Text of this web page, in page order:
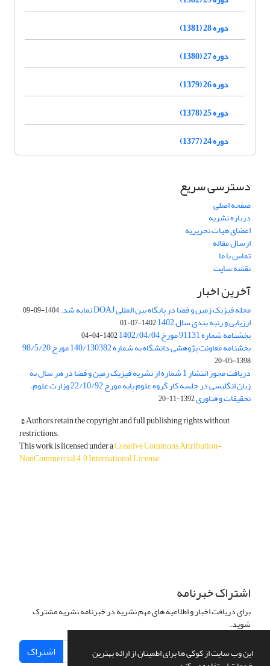
این وب سایت از کوکی ها برای اطمینان از ارائه بهترین
دوره 28 (1381)
دوره 27 (1380)
دوره 26 (1379)
دوره 25 (1378)
دوره 24 (1377)
دسترسی سریع
صفحه اصلی
درباره نشریه
اعضای هیات تحریریه
ارسال مقاله
تماس با ما
نقشه سایت
آخرین اخبار
مجله فیزیک زمین و فضا در پایگاه بین المللی DOAJ نمایه شد. 1404-09-09
ارزیابی و رتبه بندی سال 1402 1402-07-01
بخشنامه شماره 91131 مورخ 1402/04/04 1402-04-04
بخشنامه معاونت پژوهشی دانشگاه به شماره 140/130382 مورخ 98/5/20
1398-05-20
دریافت مجوز انتشار 1 شماره از نشریه فیزیک زمین و فضا در هر سال به
زبان انگلیسی در جلسه کار گروه علوم پایه مورخ 22/10/92 وزارت علوم،
تحقیقات و فناوری1392-11-20
© Authors retain the copyright and full publishing rights without
restrictions.
This work is licensed under aCreative Commons Attribution-
NonCommercial 4.0 International License.
اشتراک خبرنامه
برای دریافت اخبار و اطلاعیه های مهم نشریه در خبرنامه نشریه مشترک
شوید.
اشتراک